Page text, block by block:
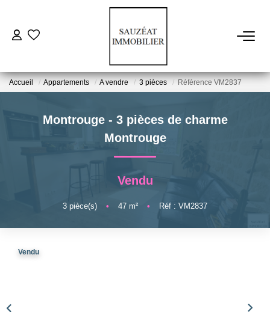
ESTIMER
FAIRE GÉRER
Accueil Appartements A vendre 3 pièces Référence VM2837
Montrouge - 3 pièces de charme
Montrouge
Vendu
3 pièce(s) • 47 m² • Réf : VM2837
Vendu